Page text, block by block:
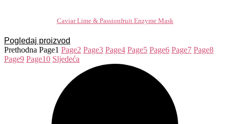
Caviar Lime & Passionfruit Enzyme Mask
Pogledaj proizvod
Prethodna Page1 Page2 Page3 Page4 Page5 Page6 Page7 Page8
Page9 Page10 Sljedeća